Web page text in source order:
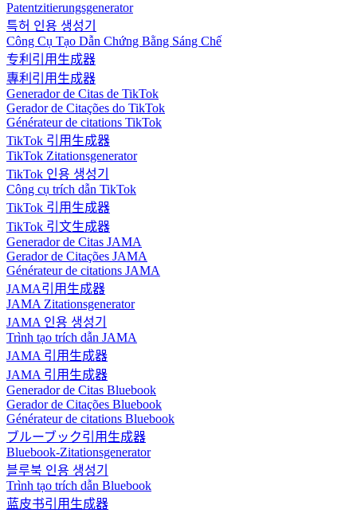
Patentzitierungsgenerator
특허 인용 생성기
Công Cụ Tạo Dẫn Chứng Bằng Sáng Chế
专利引用生成器
專利引用生成器
Generador de Citas de TikTok
Gerador de Citações do TikTok
Générateur de citations TikTok
TikTok 引用生成器
TikTok Zitationsgenerator
TikTok 인용 생성기
Công cụ trích dẫn TikTok
TikTok 引用生成器
TikTok 引文生成器
Generador de Citas JAMA
Gerador de Citações JAMA
Générateur de citations JAMA
JAMA引用生成器
JAMA Zitationsgenerator
JAMA 인용 생성기
Trình tạo trích dẫn JAMA
JAMA 引用生成器
JAMA 引用生成器
Generador de Citas Bluebook
Gerador de Citações Bluebook
Générateur de citations Bluebook
ブルーブック引用生成器
Bluebook-Zitationsgenerator
블루북 인용 생성기
Trình tạo trích dẫn Bluebook
蓝皮书引用生成器